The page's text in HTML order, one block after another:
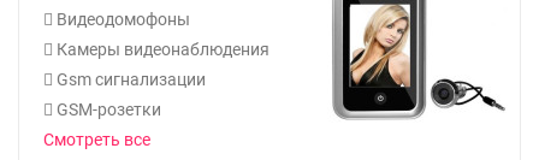
Видеодомофоны
Камеры видеонаблюдения
Gsm сигнализации
GSM-розетки
Смотреть все